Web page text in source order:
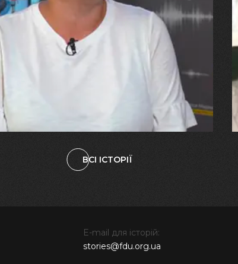
Ваїд та Аміна Харченко
"Попри всі втрати, ми не
зламалися: тепер я бачу
свого вбитого чоловіка у
наших дітях"
ВСІ ІСТОРІЇ
E-mail для історій:
stories@fdu.org.ua